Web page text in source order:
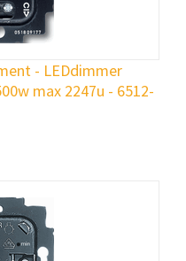
- LEDdimmer
max 2247u - 6512-